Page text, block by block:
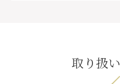
取り扱